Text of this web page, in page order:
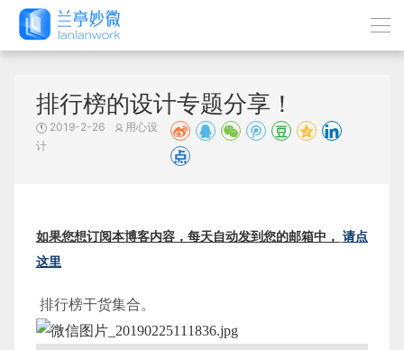
排行榜的设计专题分享！
2019-2-26
用心设
计
如果您想订阅本博客内容，每天自动发到您的邮箱中， 请点
这里
排行榜干货集合。